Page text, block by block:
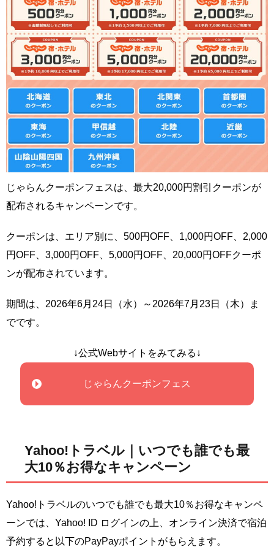
じゃらんクーポンフェスは、最大20,000円割引クーポンが
配布されるキャンペーンです。
クーポンは、エリア別に、500円OFF、1,000円OFF、2,000
円OFF、3,000円OFF、5,000円OFF、20,000円OFFクーポ
ンが配布されています。
期間は、2026年6月24日（水）～2026年7月23日（木）ま
でです。
↓公式Webサイトをみてみる↓
じゃらんクーポンフェス
Yahoo!トラベル｜いつでも誰でも最
大10％お得なキャンペーン
Yahoo!トラベルのいつでも誰でも最大10％お得なキャンペ
ーンでは、Yahoo! ID ログインの上、オンライン決済で宿泊
予約すると以下のPayPayポイントがもらえます。